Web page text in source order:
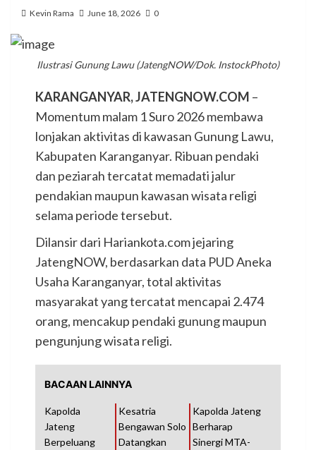
Kevin Rama June 18, 2026 0
Ilustrasi Gunung Lawu (JatengNOW/Dok. InstockPhoto)
KARANGANYAR, JATENGNOW.COM –
Momentum malam 1 Suro 2026 membawa
lonjakan aktivitas di kawasan Gunung Lawu,
Kabupaten Karanganyar. Ribuan pendaki
dan peziarah tercatat memadati jalur
pendakian maupun kawasan wisata religi
selama periode tersebut.
Dilansir dari Hariankota.com jejaring
JatengNOW, berdasarkan data PUD Aneka
Usaha Karanganyar, total aktivitas
masyarakat yang tercatat mencapai 2.474
orang, mencakup pendaki gunung maupun
pengunjung wisata religi.
BACAAN LAINNYA
Kapolda
Jateng
Berpeluang
Kesatria
Bengawan Solo
Datangkan
Kapolda Jateng
Berharap
Sinergi MTA-